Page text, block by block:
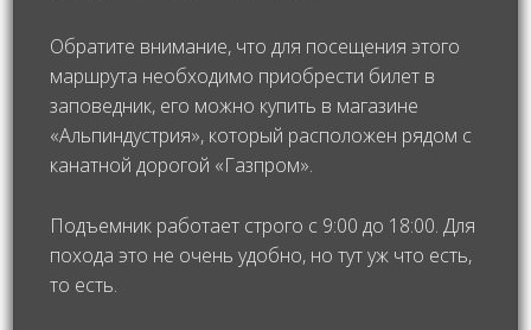
Обратите внимание, что для посещения этого
маршрута необходимо приобрести билет в
заповедник, его можно купить в магазине
«Альпиндустрия», который расположен рядом с
канатной дорогой «Газпром».
Подъемник работает строго с 9:00 до 18:00. Для
похода это не очень удобно, но тут уж что есть,
то есть.